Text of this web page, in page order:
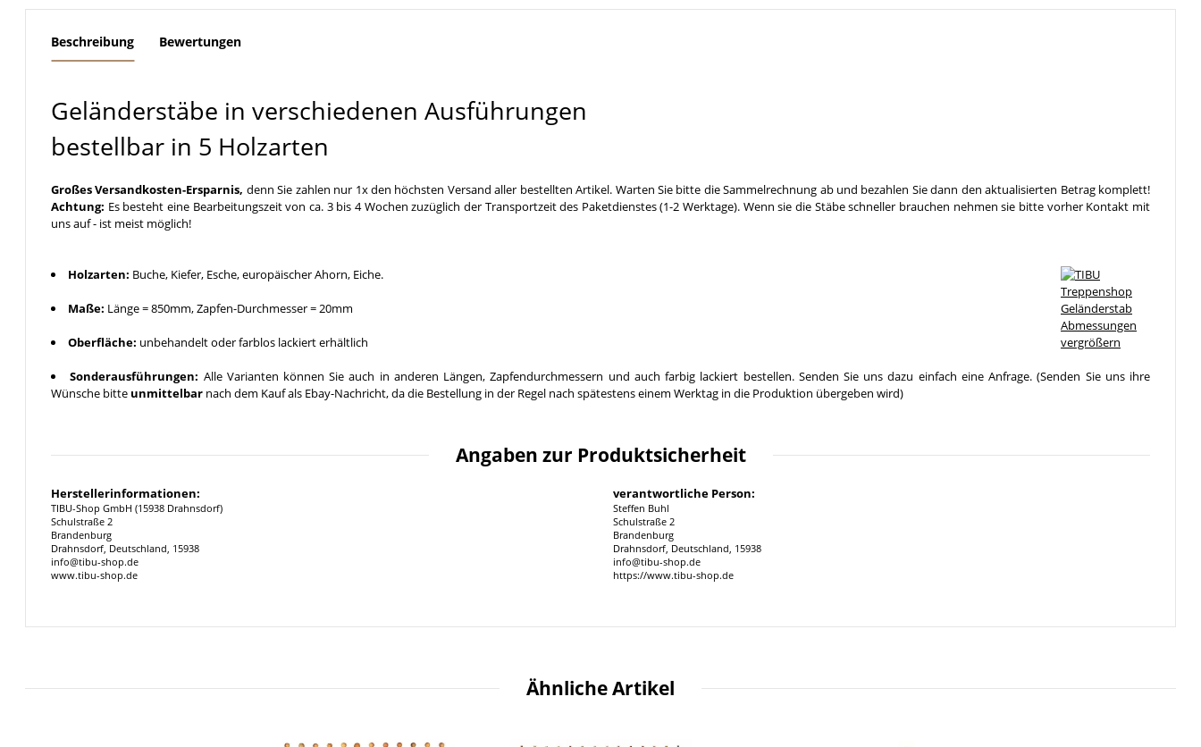
Beschreibung Bewertungen
Geländerstäbe in verschiedenen Ausführungen
bestellbar in 5 Holzarten
Großes Versandkosten-Ersparnis, denn Sie zahlen nur 1x den höchsten Versand aller bestellten Artikel. Warten Sie bitte die Sammelrechnung ab und bezahlen Sie dann den aktualisierten Betrag komplett!
Achtung: Es besteht eine Bearbeitungszeit von ca. 3 bis 4 Wochen zuzüglich der Transportzeit des Paketdienstes (1-2 Werktage). Wenn sie die Stäbe schneller brauchen nehmen sie bitte vorher Kontakt mit
uns auf - ist meist möglich!
Holzarten: Buche, Kiefer, Esche, europäischer Ahorn, Eiche.
Maße: Länge = 850mm, Zapfen-Durchmesser = 20mm
Oberfläche: unbehandelt oder farblos lackiert erhältlich vergrößern
Sonderausführungen: Alle Varianten können Sie auch in anderen Längen, Zapfendurchmessern und auch farbig lackiert bestellen. Senden Sie uns dazu einfach eine Anfrage. (Senden Sie uns ihre
Wünsche bitte unmittelbar nach dem Kauf als Ebay-Nachricht, da die Bestellung in der Regel nach spätestens einem Werktag in die Produktion übergeben wird)
Angaben zur Produktsicherheit
Herstellerinformationen:
TIBU-Shop GmbH (15938 Drahnsdorf)
Schulstraße 2
Brandenburg
Drahnsdorf, Deutschland, 15938
info@tibu-shop.de
www.tibu-shop.de
verantwortliche Person:
Steffen Buhl
Schulstraße 2
Brandenburg
Drahnsdorf, Deutschland, 15938
info@tibu-shop.de
https://www.tibu-shop.de
Ähnliche Artikel